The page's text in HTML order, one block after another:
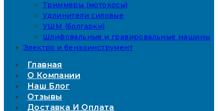
Триммеры (мотокосы)
Удлинители силовые
УШМ (болгарки)
Шлифовальные и гравировальные машины
Электро и бензоинструмент
Главная
О Компании
Наш Блог
Отзывы
Доставка И Оплата